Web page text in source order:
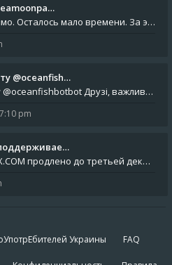
💡 Друзья, скажу прямо. Осталось мало времени. За это время нам нужно закрыть последние обязательные расходы: около 500
@oceanfish…
Звіти пишіть роботу @oceanfishbotbot Друзі, важливе повідомлення для учасників форума. Основне звернення опублікован
pm
Доменное имя KIEV-X.COM продлено до третьей декады августа 2027 года! Спасибо всем анонимным пользователям, которые по
Украины FAQ